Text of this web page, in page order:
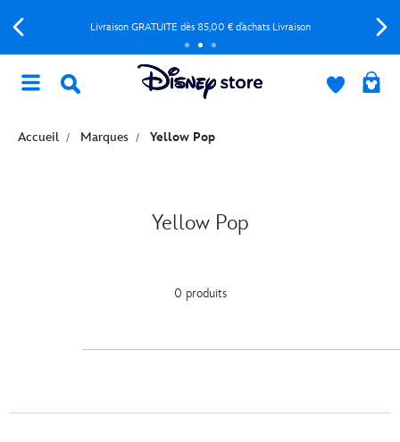
Livraison GRATUITE dès 85,00 € d’achats Livraison
Accueil Marques Yellow Pop
Yellow Pop
0 produits